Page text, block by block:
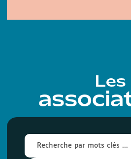
Les